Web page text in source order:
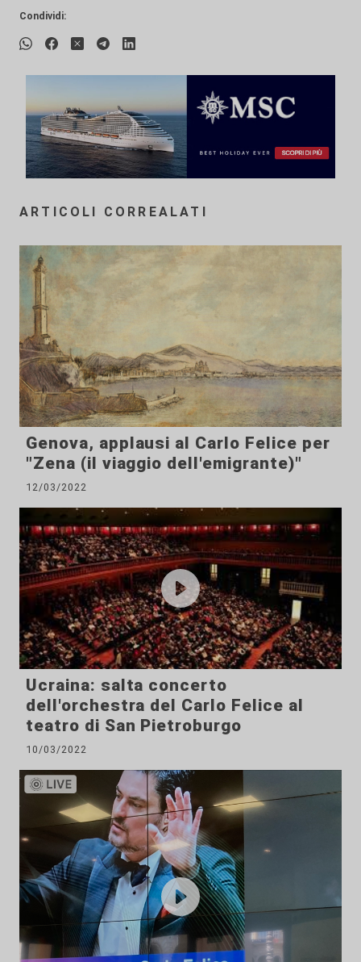
Condividi:
ARTICOLI CORREALATI
Genova, applausi al Carlo Felice per
"Zena (il viaggio dell'emigrante)"
12/03/2022
Ucraina: salta concerto
dell'orchestra del Carlo Felice al
teatro di San Pietroburgo
10/03/2022